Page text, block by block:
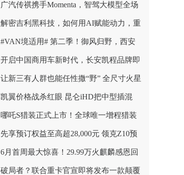
塑安全边界
广汽传祺携手Momenta，智驾大模型全场
景落地
解密吉利黑科技，如何用AI赋能动力，重
新定义混动节能？
#VAN境适用# 第二季！御风归野，西安
房车之旅
开启中国商用车新时代，长安凯程品牌即
将焕新启航
让新三有人群也能任性撒“野” 全尺寸火星
9越野版渲染图曝光
凯翼价格战杀红眼 昆仑iHD把中型插混
SUV杀到9.99万
哪吒S猎装正式上市！全球唯一增程猎装
轿车起售价15.99万
先享预订权益至高超28,000元 领克Z10预
订开启
6月首周最大惊喜！29.99万火麒麟感恩回
归！
破局者？联合重卡官宣即将发布一款颠覆